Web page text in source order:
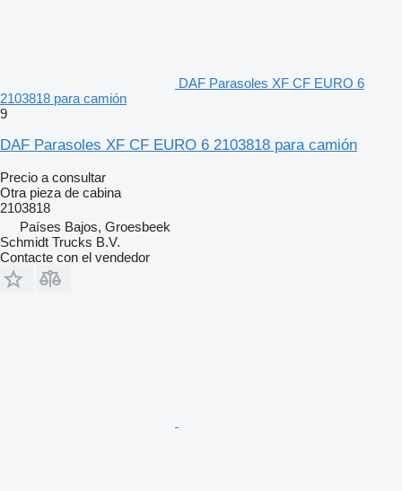
DAF Parasoles XF CF EURO 6
2103818 para camión
9
DAF Parasoles XF CF EURO 6 2103818 para camión
Precio a consultar
Otra pieza de cabina
2103818
Países Bajos, Groesbeek
Schmidt Trucks B.V.
Contacte con el vendedor